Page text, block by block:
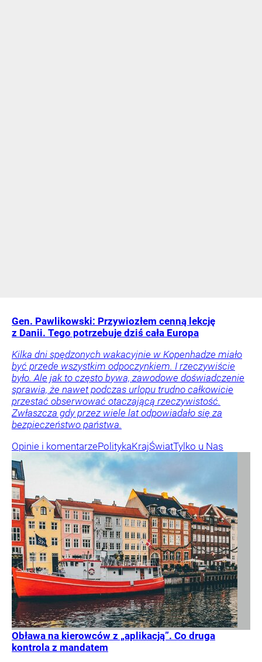
Gen. Pawlikowski: Przywiozłem cenną lekcję
z Danii. Tego potrzebuje dziś cała Europa
Kilka dni spędzonych wakacyjnie w Kopenhadze miało
być przede wszystkim odpoczynkiem. I rzeczywiście
było. Ale jak to często bywa, zawodowe doświadczenie
sprawia, że nawet podczas urlopu trudno całkowicie
przestać obserwować otaczającą rzeczywistość.
Zwłaszcza gdy przez wiele lat odpowiadało się za
bezpieczeństwo państwa.
Opinie i komentarzePolitykaKrajŚwiatTylko u Nas
Obława na kierowców z „aplikacją”. Co druga
kontrola z mandatem